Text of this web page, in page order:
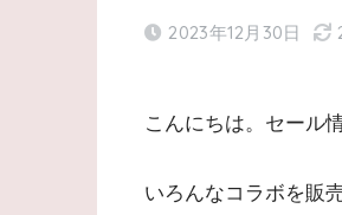
2023年12月30日
こんにちは。セール
いろんなコラボを販